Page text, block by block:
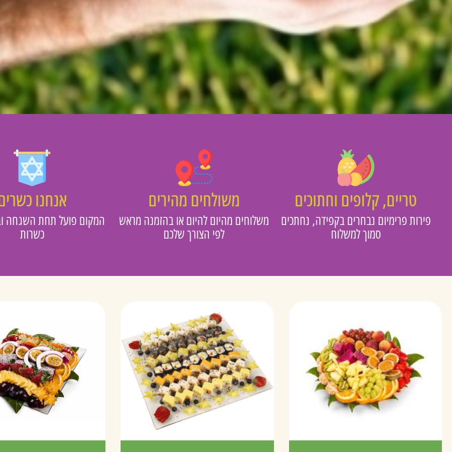
טריים, קלופים וחתוכים
פירות פרימיום נבחרים בקפידה, נחתכים
סמוך למשלוח
משולחים מהירים
משלוחים מהיום להיום או בהזמנה מראש
לפי הצורך שלכם
אנחנו
המקום פועל תחת השגחה
כשרות